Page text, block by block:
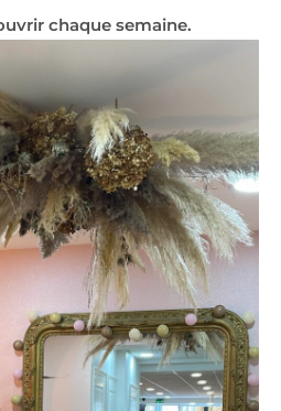
chaque semaine.